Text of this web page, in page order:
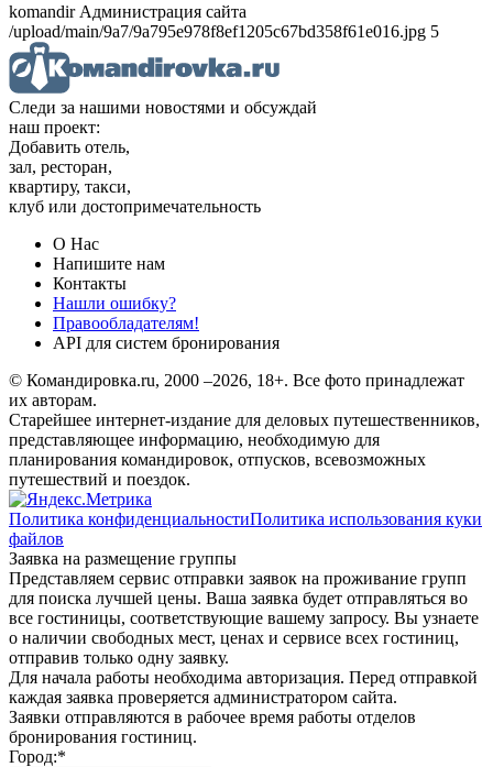
komandir Администрация сайта
/upload/main/9a7/9a795e978f8ef1205c67bd358f61e016.jpg 5
Следи за нашими новостями и обсуждай
наш проект:
Добавить отель,
зал, ресторан,
квартиру, такси,
клуб или достопримечательность
О Нас
Напишите нам
Контакты
Нашли ошибку?
Правообладателям!
API для систем бронирования
© Командировка.ru, 2000 –2026, 18+. Все фото принадлежат
их авторам.
Старейшее интернет-издание для деловых путешественников,
представляющее информацию, необходимую для
планирования командировок, отпусков, всевозможных
путешествий и поездок.
Политика конфиденциальностиПолитика использования куки
файлов
Заявка на размещение группы
Представляем сервис отправки заявок на проживание групп
для поиска лучшей цены. Ваша заявка будет отправляться во
все гостиницы, соответствующие вашему запросу. Вы узнаете
о наличии свободных мест, ценах и сервисе всех гостиниц,
отправив только одну заявку.
Для начала работы необходима авторизация. Перед отправкой
каждая заявка проверяется администратором сайта.
Заявки отправляются в рабочее время работы отделов
бронирования гостиниц.
Город:*